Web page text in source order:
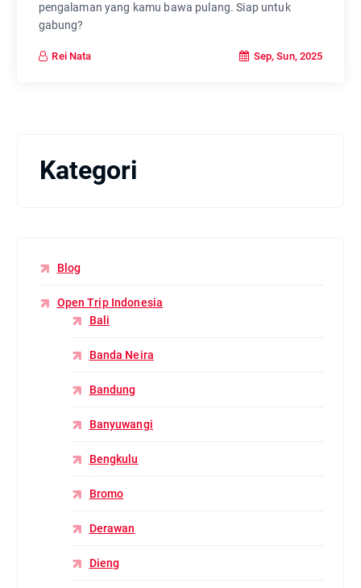
pengalaman yang kamu bawa pulang. Siap untuk
gabung?
Rei Nata Sep, Sun, 2025
Kategori
Blog
Open Trip Indonesia
Bali
Banda Neira
Bandung
Banyuwangi
Bengkulu
Bromo
Derawan
Dieng